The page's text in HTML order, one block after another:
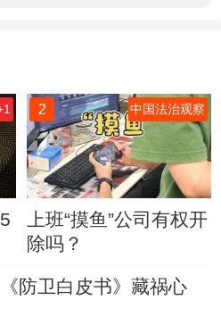
2 中国法治观察
上班“摸鱼”公司有权开
除吗？
防卫白皮书》藏祸心